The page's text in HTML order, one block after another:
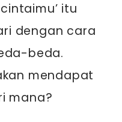
itu
dengan cara
beda.
mendapat
mana?